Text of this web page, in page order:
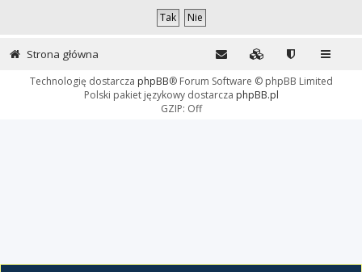
Strona główna
Technologię dostarcza phpBB® Forum Software © phpBB Limited
Polski pakiet językowy dostarcza phpBB.pl
GZIP: Off